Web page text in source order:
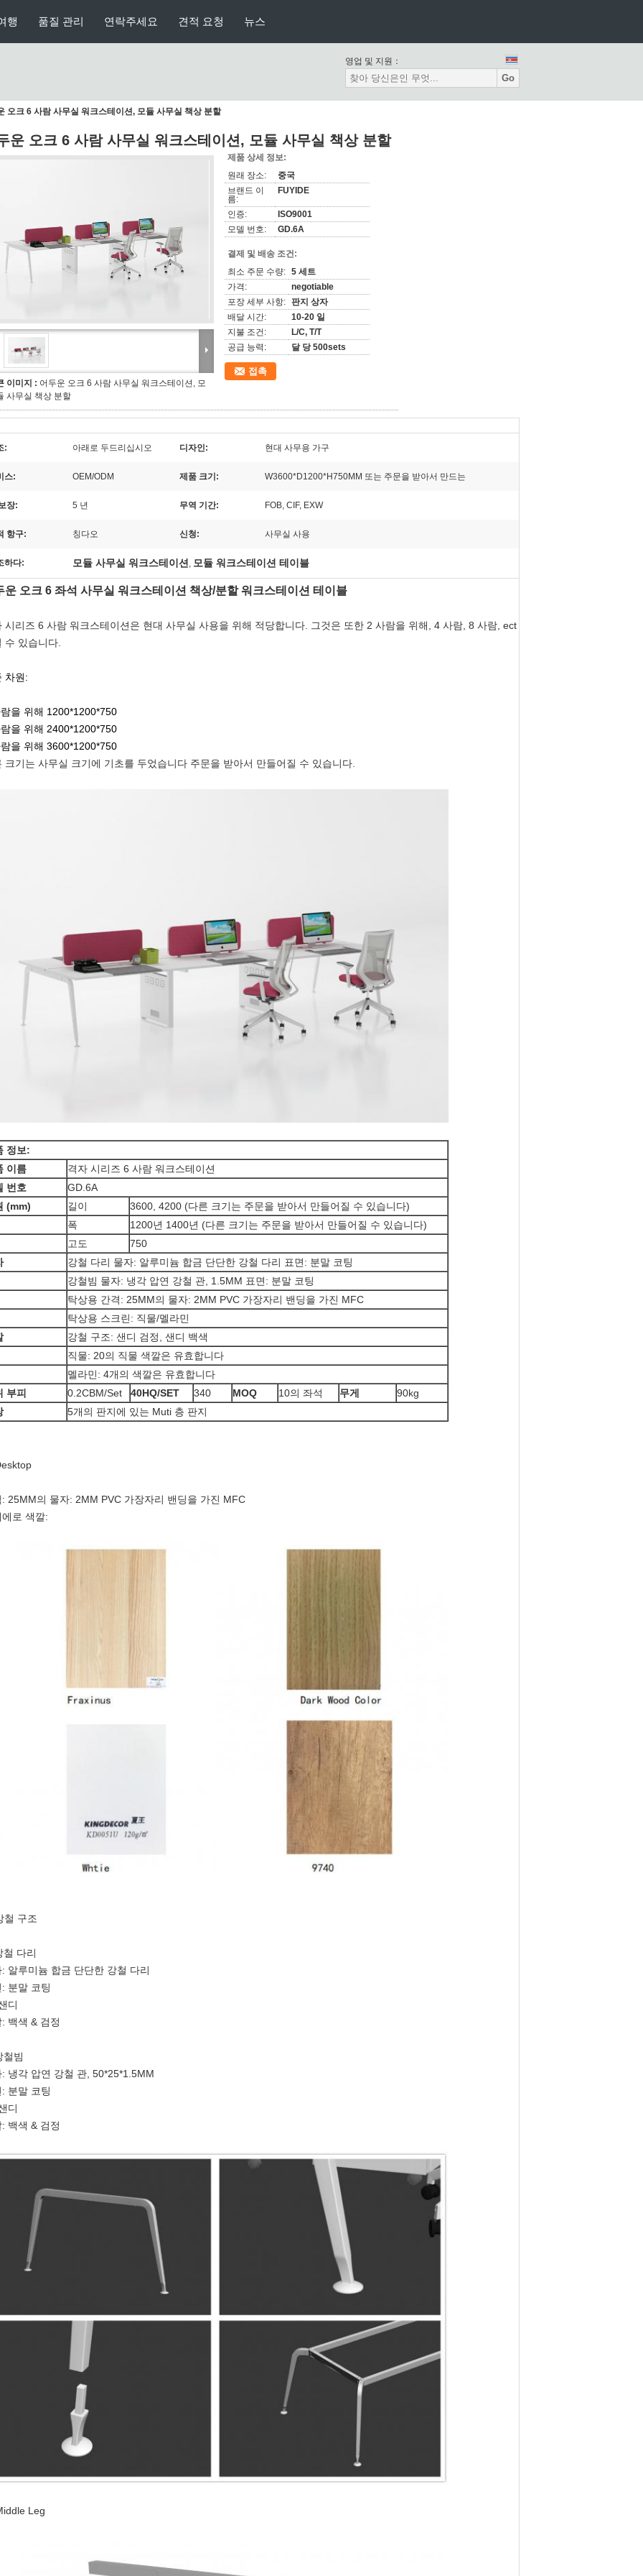
행 품질 관리 연락주세요 견적 요청 뉴스
영업 및 지원：
Go
오크 6 사람 사무실 워크스테이션, 모듈 사무실 책상 분할
운 오크 6 사람 사무실 워크스테이션, 모듈 사무실 책상 분할
이미지 : 어두운 오크 6 사람 사무실 워크스테이션, 모
사무실 책상 분할
제품 상세 정보:
원래 장소:
중국
브랜드 이
름:
FUYIDE
인증:
ISO9001
모델 번호:
GD.6A
결제 및 배송 조건:
최소 주문 수량: 5 세트
가격:
negotiable
포장 세부 사항: 판지 상자
배달 시간:
10-20 일
지불 조건:
L/C, T/T
공급 능력:
달 당 500sets
접촉
: 아래로 두드리십시오 디자인: 현대 사무용 가구
스: OEM/ODM 제품 크기: W3600*D1200*H750MM 또는 주문을 받아서 만드는
장: 5 년 무역 기간: FOB, CIF, EXW
항구: 칭다오 신청: 사무실 사용
하다: 모듈 사무실 워크스테이션 , 모듈 워크스테이션 테이블
운 오크 6 좌석 사무실 워크스테이션 책상/분할 워크스테이션 테이블
시리즈 6 사람 워크스테이션은 현대 사무실 사용을 위해 적당합니다. 그것은 또한 2 사람을 위해, 4 사람, 8 사람, ect
수 있습니다.
차원:
을 위해 1200*1200*750
을 위해 2400*1200*750
을 위해 3600*1200*750
크기는 사무실 크기에 기초를 두었습니다 주문을 받아서 만들어질 수 있습니다.
정보:
이름
격자 시리즈 6 사람 워크스테이션
번호
GD.6A
(mm)
길이
3600, 4200 (다른 크기는 주문을 받아서 만들어질 수 있습니다)
폭
1200년 1400년 (다른 크기는 주문을 받아서 만들어질 수 있습니다)
고도
750
강철 다리 물자: 알루미늄 합금 단단한 강철 다리 표면: 분말 코팅
강철빔 물자: 냉각 압연 강철 관, 1.5MM 표면: 분말 코팅
탁상용 간격: 25MM의 물자: 2MM PVC 가장자리 밴딩을 가진 MFC
탁상용 스크린: 직물/멜라민
강철 구조: 샌디 검정, 샌디 백색
직물: 20의 직물 색깔은 유효합니다
멜라민: 4개의 색깔은 유효합니다
부피
0.2CBM/Set 40HQ/SET 340 MOQ 10의 좌석 무게
90kg
5개의 판지에 있는 Muti 층 판지
: 25MM의 물자: 2MM PVC 가장자리 밴딩을 가진 MFC
로 색깔:
철 구조
철 다리
알루미늄 합금 단단한 강철 다리
분말 코팅
디
백색 & 검정
철빔
: 냉각 압연 강철 관, 50*25*1.5MM
분말 코팅
디
백색 & 검정
Leg